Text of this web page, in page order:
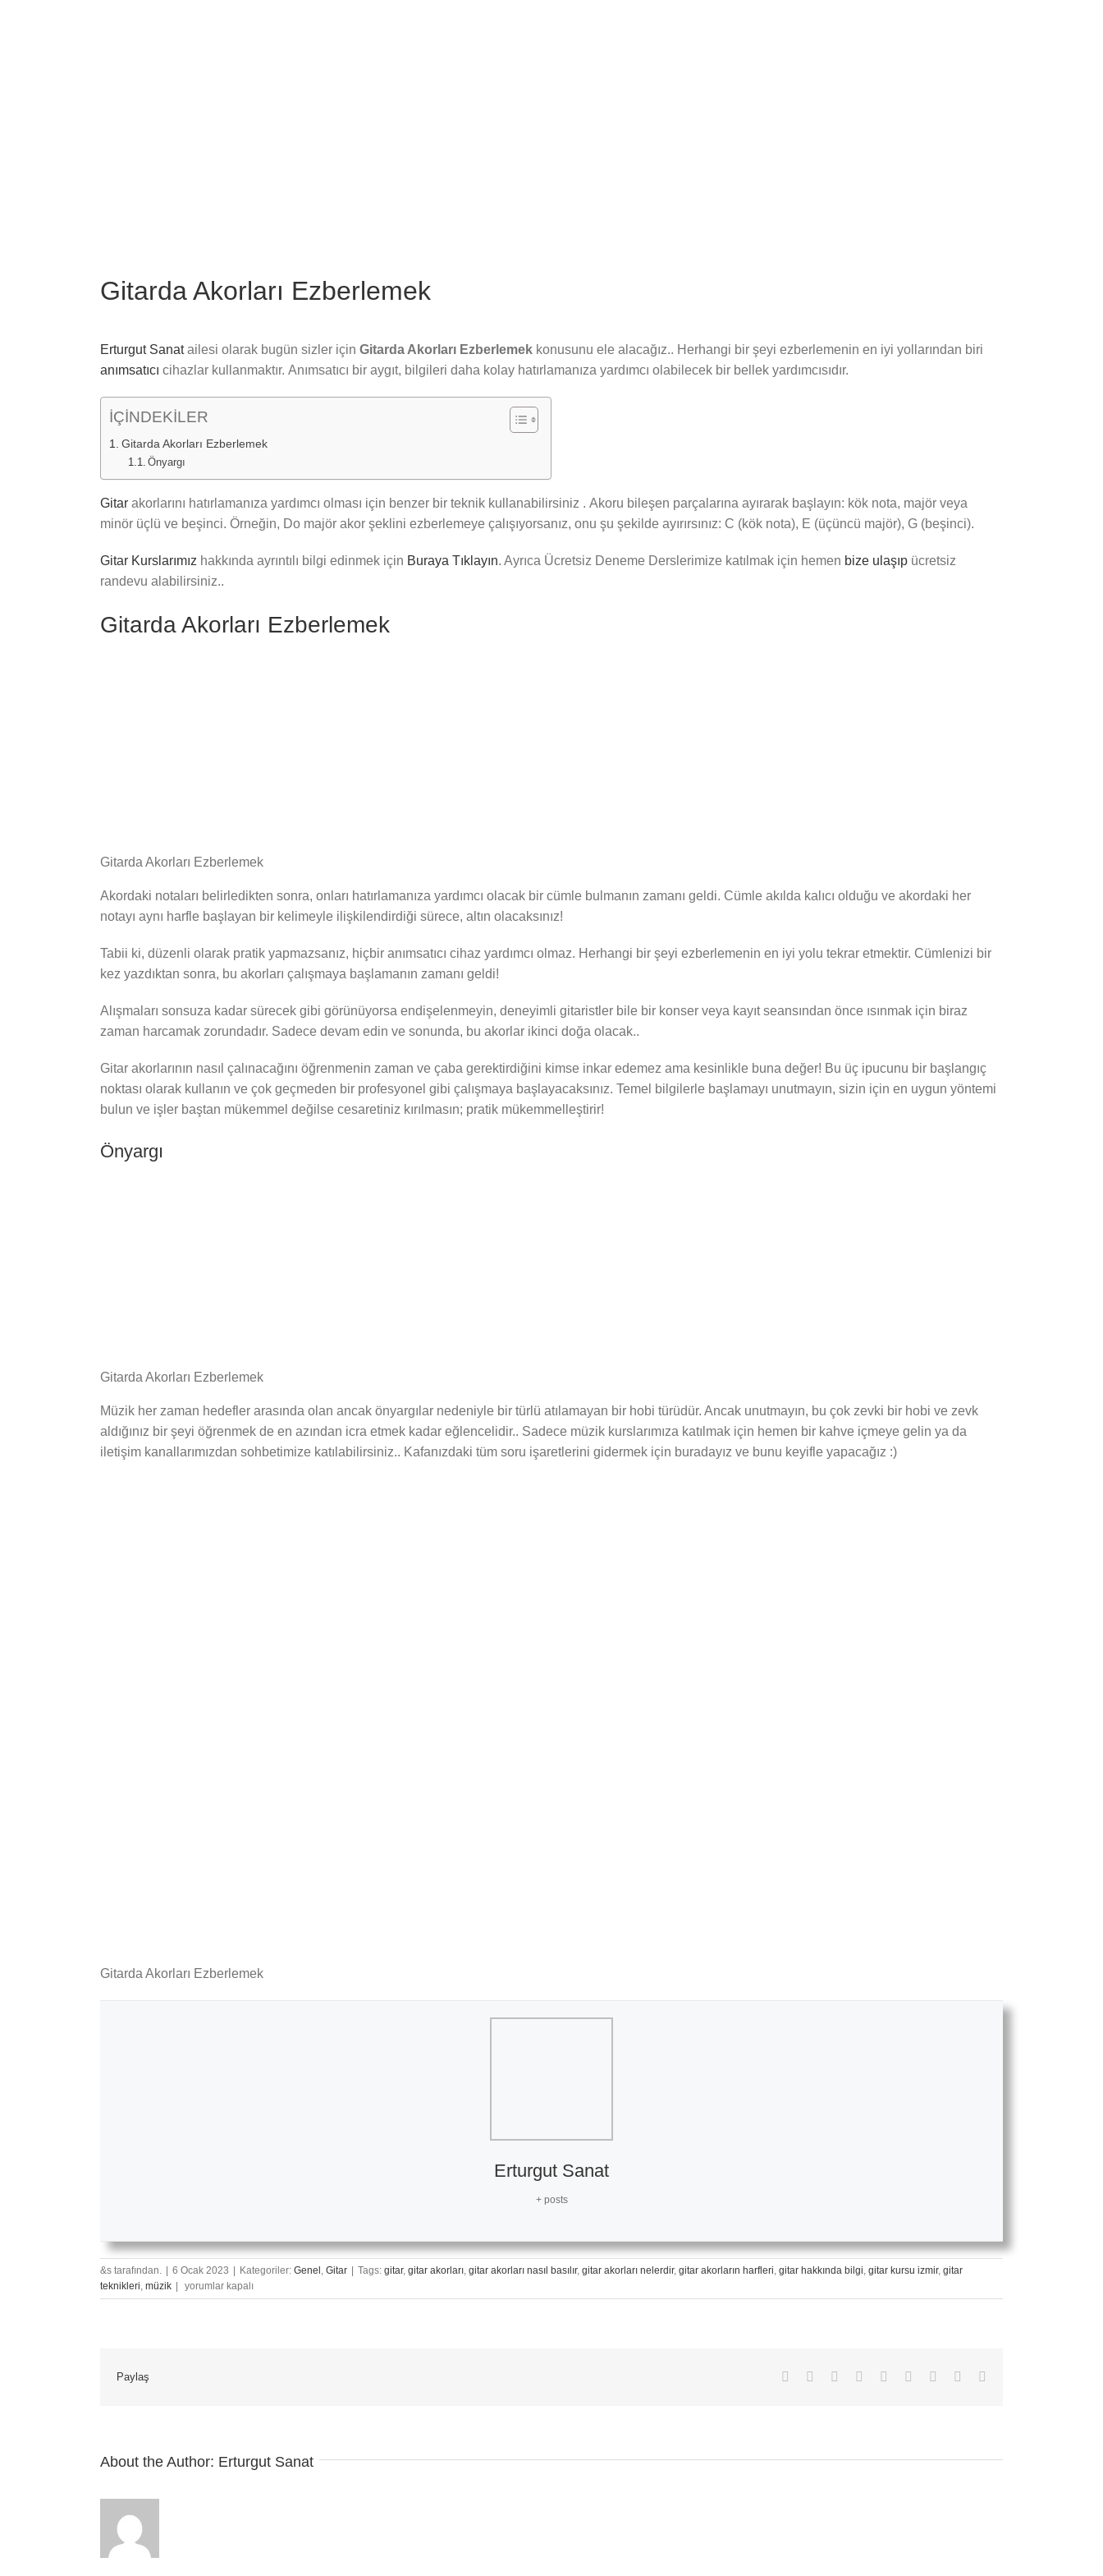
Gitarda Akorları Ezberlemek
Erturgut Sanatailesi olarak bugün sizler için Gitarda Akorları Ezberlemek konusunu ele alacağız.. Herhangi bir şeyi ezberlemenin en iyi yollarından biri
anımsatıcı cihazlar kullanmaktır. Anımsatıcı bir aygıt, bilgileri daha kolay hatırlamanıza yardımcı olabilecek bir bellek yardımcısıdır.
İÇİNDEKİLER
Gitarda Akorları Ezberlemek
Önyargı
Gitar akorlarını hatırlamanıza yardımcı olması için benzer bir teknik kullanabilirsiniz . Akoru bileşen parçalarına ayırarak başlayın: kök nota, majör veya
minör üçlü ve beşinci. Örneğin, Do majör akor şeklini ezberlemeye çalışıyorsanız, onu şu şekilde ayırırsınız: C (kök nota), E (üçüncü majör), G (beşinci).
Gitar Kurslarımız hakkında ayrıntılı bilgi edinmek için Buraya Tıklayın. Ayrıca Ücretsiz Deneme Derslerimize katılmak için hemen bize ulaşıp ücretsiz
randevu alabilirsiniz..
Gitarda Akorları Ezberlemek
Gitarda Akorları Ezberlemek
Akordaki notaları belirledikten sonra, onları hatırlamanıza yardımcı olacak bir cümle bulmanın zamanı geldi. Cümle akılda kalıcı olduğu ve akordaki her
notayı aynı harfle başlayan bir kelimeyle ilişkilendirdiği sürece, altın olacaksınız!
Tabii ki, düzenli olarak pratik yapmazsanız, hiçbir anımsatıcı cihaz yardımcı olmaz. Herhangi bir şeyi ezberlemenin en iyi yolu tekrar etmektir. Cümlenizi bir
kez yazdıktan sonra, bu akorları çalışmaya başlamanın zamanı geldi!
Alışmaları sonsuza kadar sürecek gibi görünüyorsa endişelenmeyin, deneyimli gitaristler bile bir konser veya kayıt seansından önce ısınmak için biraz
zaman harcamak zorundadır. Sadece devam edin ve sonunda, bu akorlar ikinci doğa olacak..
Gitar akorlarının nasıl çalınacağını öğrenmenin zaman ve çaba gerektirdiğini kimse inkar edemez ama kesinlikle buna değer! Bu üç ipucunu bir başlangıç ​​
noktası olarak kullanın ve çok geçmeden bir profesyonel gibi çalışmaya başlayacaksınız. Temel bilgilerle başlamayı unutmayın, sizin için en uygun yöntemi
bulun ve işler baştan mükemmel değilse cesaretiniz kırılmasın; pratik mükemmelleştirir!
Önyargı
Gitarda Akorları Ezberlemek
Müzik her zaman hedefler arasında olan ancak önyargılar nedeniyle bir türlü atılamayan bir hobi türüdür. Ancak unutmayın, bu çok zevki bir hobi ve zevk
aldığınız bir şeyi öğrenmek de en azından icra etmek kadar eğlencelidir.. Sadece müzik kurslarımıza katılmak için hemen bir kahve içmeye gelin ya da
iletişim kanallarımızdan sohbetimize katılabilirsiniz.. Kafanızdaki tüm soru işaretlerini gidermek için buradayız ve bunu keyifle yapacağız :)
Gitarda Akorları Ezberlemek
Erturgut Sanat
+ posts
&s tarafından. | 6 Ocak 2023 | Kategoriler: Genel Gitar | Tags: gitar, gitar akorları gitar akorları nasıl basılır, gitar akorları nelerdir, gitar akorların harfleri gitar hakkında bilgi gitar kursu izmir, gitar
teknikleri müzik |
Gitarda
Akorları
yorumlar kapalı
Paylaş Facebook Reddit LinkedInWhatsApp
TumblrPinterest
About the Author: Erturgut Sanat